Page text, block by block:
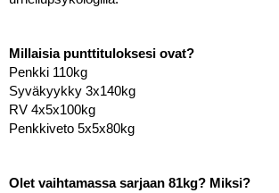
Millaisia punttituloksesi ovat?
Penkki 110kg
Syväkyykky 3x140kg
RV 4x5x100kg
Penkkiveto 5x5x80kg
Olet vaihtamassa sarjaan 81kg? Miksi?